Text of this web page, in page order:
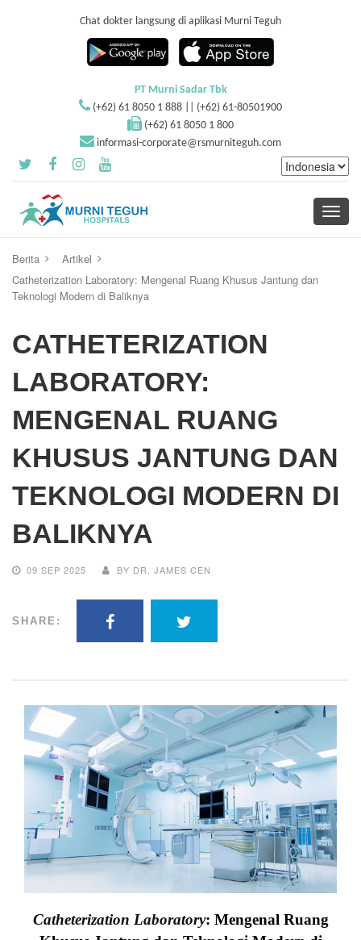
Chat dokter langsung di aplikasi Murni Teguh
PT Murni Sadar Tbk
(+62) 61 8050 1 888 || (+62) 61-80501900
(+62) 61 8050 1 800
informasi-corporate@rsmurniteguh.com
Toggle
Berita
Artikel
Catheterization Laboratory: Mengenal Ruang Khusus Jantung dan
Teknologi Modern di Baliknya
CATHETERIZATION
LABORATORY:
MENGENAL RUANG
KHUSUS JANTUNG DAN
TEKNOLOGI MODERN DI
BALIKNYA
09 SEP 2025 BY DR. JAMES CEN
SHARE:
Catheterization Laboratory: Mengenal Ruang